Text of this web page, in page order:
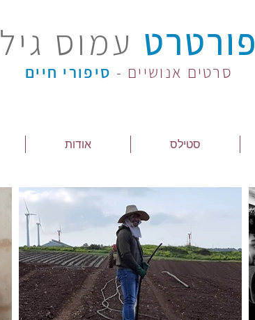
פורטרט עמוס גיל
סרטים אנושיים - סיפורי חיים
אודות סטילס